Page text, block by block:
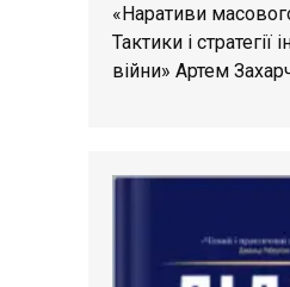
«Наративи
Тактики і стратегії
війни» Артем